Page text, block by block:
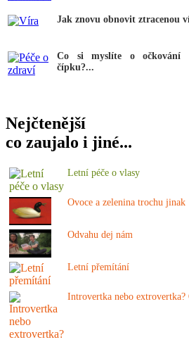
Jak znovu obnovit ztracenou
Co si myslíte o očkování
čípku?...
Nejčtenější
co zaujalo i jiné...
Letní péče o vlasy
Ovoce a zelenina trochu jinak
Odvahu dej nám
Letní přemítání
Introvertka nebo extrovertka?